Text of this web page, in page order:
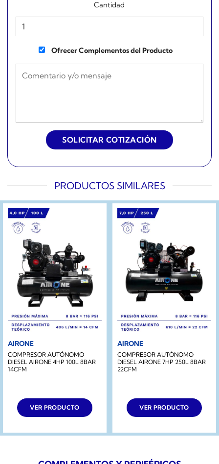
Cantidad
Ofrecer Complementos del Producto
PRODUCTOS SIMILARES
AIRONE
COMPRESOR AUTÓNOMO
DIESEL AIRONE 4HP 100L 8BAR
14CFM
VER PRODUCTO
AIRONE
COMPRESOR AUTÓNOMO
DIESEL AIRONE 7HP 250L 8BAR
22CFM
VER PRODUCTO